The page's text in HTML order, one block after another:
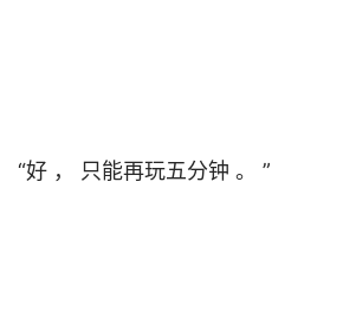
“好 ， 只能再玩五